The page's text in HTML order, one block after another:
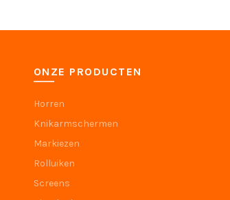
ONZE PRODUCTEN
Horren
Knikarmschermen
Markiezen
Rolluiken
Screens